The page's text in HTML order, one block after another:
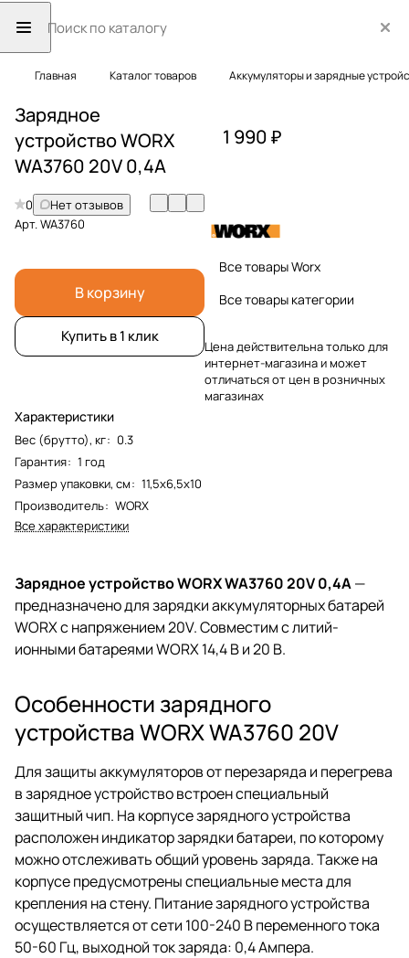
Главная Каталог товаров Аккумуляторы и зарядные
Зарядное
устройство WORX
WA3760 20V 0,4А
0
Нет отзывов
Арт.WA3760
В корзину
Купить в 1 клик
Характеристики
Вес (брутто), кг: 0.3
Гарантия: 1 год
Размер упаковки, см: 11,5х6,5х10
Производитель: WORX
Все характеристики
1 990 ₽
Все товары Worx
Все товары категории
Цена действительна только для
интернет-магазина и может
отличаться от цен в розничных
магазинах
Зарядное устройство WORX WA3760 20V 0,4А—
предназначено для зарядки аккумуляторных батарей
WORX с напряжением 20V. Совместим с литий-
ионными батареями WORX 14,4 В и 20 В.
Особенности зарядного
устройства WORX WA3760 20V
Для защиты аккумуляторов от перезаряда и перегрева
в зарядное устройство встроен специальный
защитный чип. На корпусе зарядного устройства
расположен индикатор зарядки батареи, по которому
можно отслеживать общий уровень заряда. Также на
корпусе предусмотрены специальные места для
крепления на стену. Питание зарядного устройства
осуществляется от сети 100-240 В переменного тока
50-60 Гц, выходной ток заряда: 0,4 Ампера.